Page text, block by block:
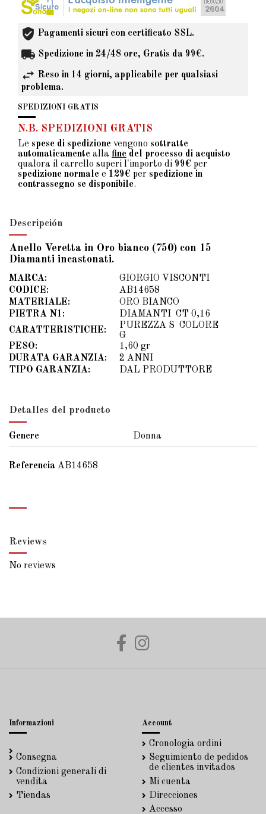
Pagamenti sicuri con certificato SSL.
Spedizione in 24/48 ore, Gratis da 99€.
Reso in 14 giorni, applicabile per qualsiasi
problema.
SPEDIZIONI GRATIS
N.B. SPEDIZIONI GRATIS
Le spese di spedizione vengono sottratte
automaticamente alla fine del processo di acquisto
qualora il carrello superi l'importo di 99€ per
spedizione normale e 129€ per spedizione in
contrassegno se disponibile.
Descripción
Anello Veretta in Oro bianco (750) con 15
Diamanti incastonati.
MARCA:
GIORGIO VISCONTI
CODICE:
AB14658
MATERIALE:
ORO BIANCO
PIETRA N1:
DIAMANTI CT 0,16
CARATTERISTICHE:
PUREZZA S COLORE
G
PESO:
1,60 gr
DURATA GARANZIA:
2 ANNI
TIPO GARANZIA:
DAL PRODUTTORE
Detalles del producto
Genere Donna
Referencia AB14658
Reviews
No reviews
Informazioni
Consegna
Condizioni generali di
vendita
Tiendas
Account
Cronologia ordini
Seguimiento de pedidos
de clientes invitados
Mi cuenta
Direcciones
Accesso